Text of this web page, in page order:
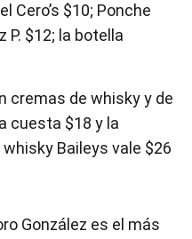
Cero’s $10; Ponche
P. $12; la botella
cremas de whisky y de
cuesta $18 y la
Baileys vale $26
González es el más